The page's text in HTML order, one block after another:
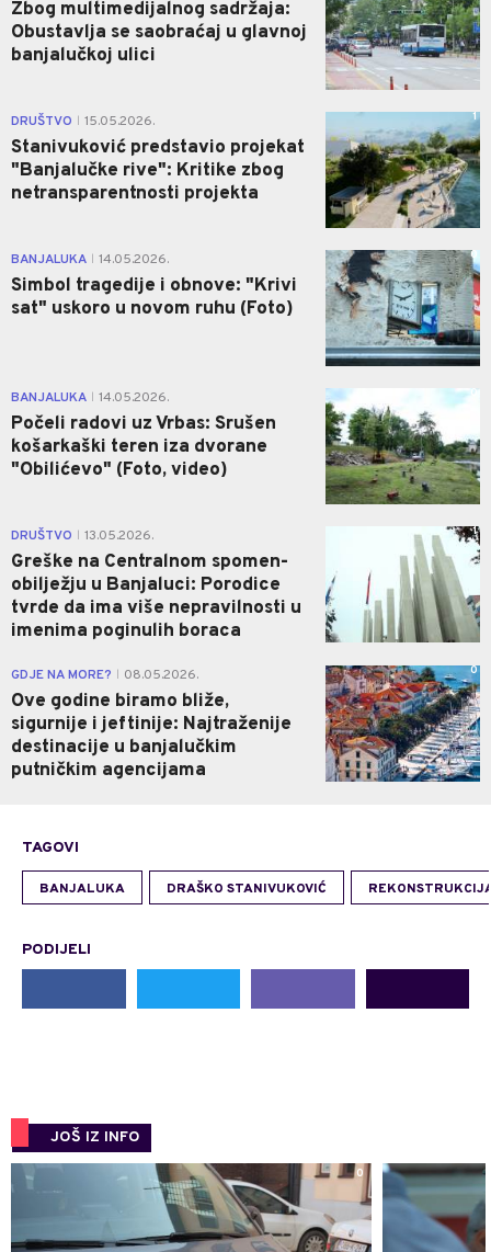
Zbog multimedijalnog sadržaja:
Obustavlja se saobraćaj u glavnoj
banjalučkoj ulici
DRUŠTVO 15.05.2026.
Stanivuković predstavio projekat
"Banjalučke rive": Kritike zbog
netransparentnosti projekta
1
BANJALUKA 14.05.2026.
Simbol tragedije i obnove: "Krivi
sat" uskoro u novom ruhu (Foto)
0
BANJALUKA 14.05.2026.
Počeli radovi uz Vrbas: Srušen
košarkaški teren iza dvorane
"Obilićevo" (Foto, video)
0
DRUŠTVO 13.05.2026.
Greške na Centralnom spomen-
obilježju u Banjaluci: Porodice
tvrde da ima više nepravilnosti u
imenima poginulih boraca
1
GDJE NA MORE? 08.05.2026.
Ove godine biramo bliže,
sigurnije i jeftinije: Najtraženije
destinacije u banjalučkim
putničkim agencijama
0
TAGOVI
BANJALUKA DRAŠKO STANIVUKOVIĆ
PODIJELI
JOŠ IZ INFO
0